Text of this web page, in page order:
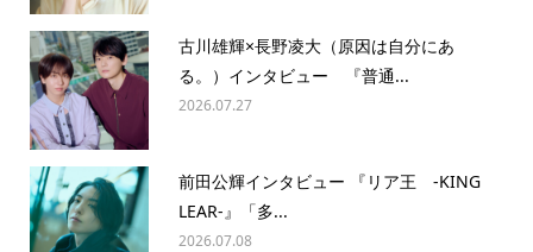
古川雄輝×長野凌大（原因は自分にあ
る。）インタビュー 『普通...
2026.07.27
前田公輝インタビュー 『リア王 -KING
LEAR-』「多...
2026.07.08